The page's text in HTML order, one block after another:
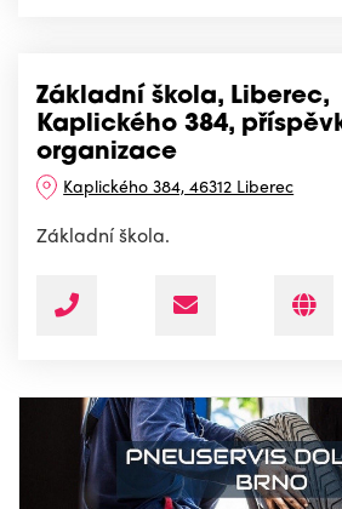
Základní škola, Liberec,
Kaplického 384,
organizace
Kaplického 384, 46312 Liberec
Základní škola.